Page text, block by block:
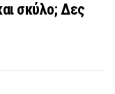
σκύλο; Δες